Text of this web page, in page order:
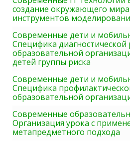
создание окружающего
инструментов
Современные дети и
Специфика диагностической
образовательной
детей группы риска
Современные дети и
Специфика
образовательной
Современные
Организация урока с
метапредметного подхода